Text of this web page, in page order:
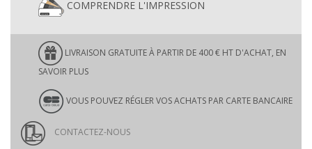
COMPRENDRE L'IMPRESSION
LIVRAISON GRATUITE À PARTIR DE 400 € HT D'ACHAT, EN
SAVOIR PLUS
VOUS POUVEZ RÉGLER VOS ACHATS PAR CARTE BANCAIRE
CONTACTEZ-NOUS